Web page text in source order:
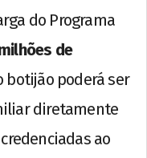
do Programa
de
botijão poderá ser
diretamente
ao